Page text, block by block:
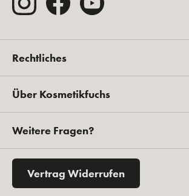
Rechtliches
Über Kosmetikfuchs
Weitere Fragen?
Vertrag Widerrufen